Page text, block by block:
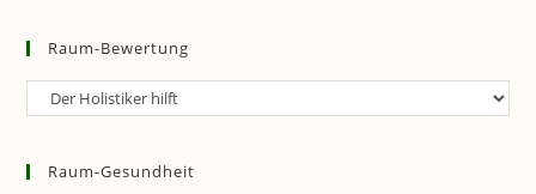
Raum-Bewertung
Raum-
Raum-Gesundheit